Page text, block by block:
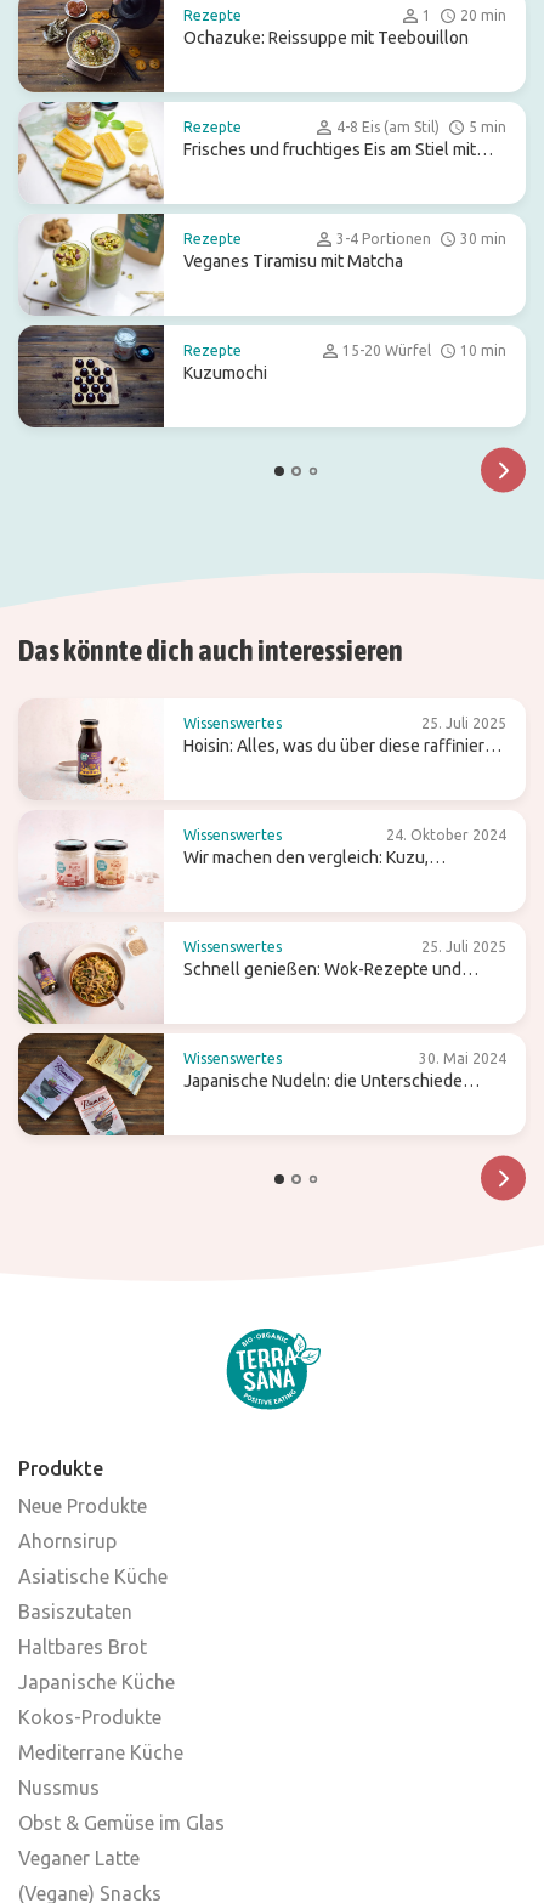
Rezepte 1 20 min
Ochazuke: Reissuppe mit Teebouillon
Rezepte 4-8 Eis (am Stil) 5 min
Frisches und fruchtiges Eis am Stiel mit
Rezepte 3-4 Portionen 30 min
Veganes Tiramisu mit Matcha
Rezepte 15-20 Würfel 10 min
Kuzumochi
Das könnte dich auch interessieren
Wissenswertes 25. Juli 2025
Hoisin: Alles, was du über diese raffiniert
Wissenswertes 24. Oktober 2024
Wir machen den vergleich: Kuzu,
Wissenswertes 25. Juli 2025
Schnell genießen: Wok-Rezepte und
Wissenswertes 30. Mai 2024
Japanische Nudeln: die Unterschiede
Produkte
Neue Produkte
Ahornsirup
Asiatische Küche
Basiszutaten
Haltbares Brot
Japanische Küche
Kokos-Produkte
Mediterrane Küche
Nussmus
Obst & Gemüse im Glas
Veganer Latte
(Vegane) Snacks